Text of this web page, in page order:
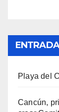
Playa del
Cancún,